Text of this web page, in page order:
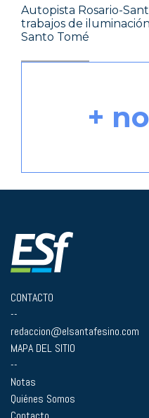
Autopista Rosario-
trabajos de
Santo Tomé
+
CONTACTO
--
redaccion@elsantafesino.com
MAPA DEL SITIO
--
Notas
Quiénes Somos